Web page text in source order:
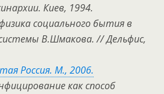
Киев, 1994.
социального бытия в
В.Шмакова. // Дельфис,
Россия. М., 2006.
как способ